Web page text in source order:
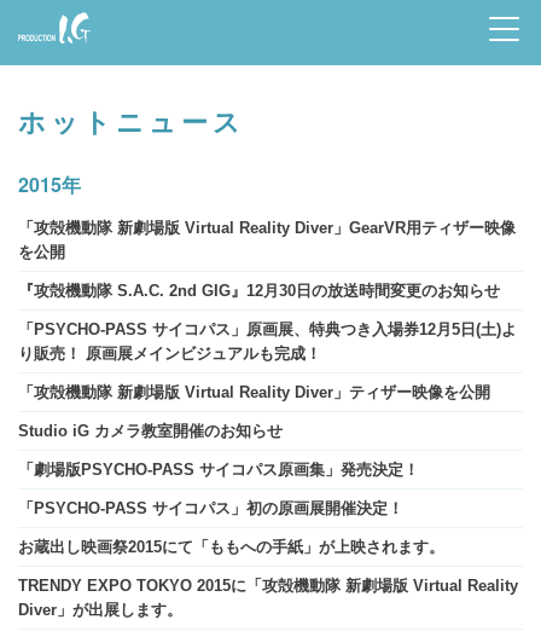
Prod
uctio
n I.G
ホットニュース
2015年
「攻殻機動隊 新劇場版 Virtual Reality Diver」GearVR用ティザー映像
を公開
『攻殻機動隊 S.A.C. 2nd GIG』12月30日の放送時間変更のお知らせ
「PSYCHO-PASS サイコパス」原画展、特典つき入場券12月5日(土)よ
り販売！ 原画展メインビジュアルも完成！
「攻殻機動隊 新劇場版 Virtual Reality Diver」ティザー映像を公開
Studio iG カメラ教室開催のお知らせ
「劇場版PSYCHO-PASS サイコパス原画集」発売決定！
「PSYCHO-PASS サイコパス」初の原画展開催決定！
お蔵出し映画祭2015にて「ももへの手紙」が上映されます。
TRENDY EXPO TOKYO 2015に「攻殻機動隊 新劇場版 Virtual Reality
Diver」が出展します。